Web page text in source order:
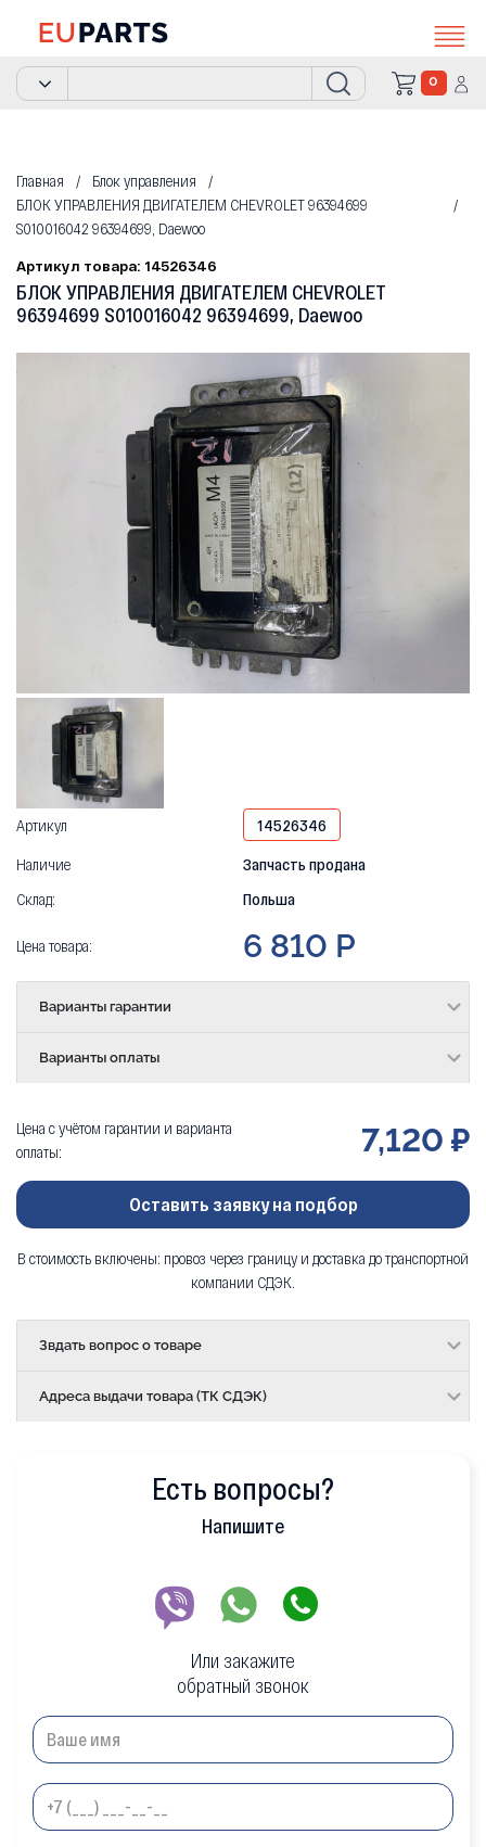
0
Главная
Блок управления
БЛОК УПРАВЛЕНИЯ ДВИГАТЕЛЕМ CHEVROLET 96394699
S010016042 96394699, Daewoo
Артикул товара: 14526346
БЛОК УПРАВЛЕНИЯ ДВИГАТЕЛЕМ CHEVROLET
96394699 S010016042 96394699, Daewoo
Артикул
14526346
Наличие
Запчасть продана
Склад:
Польша
Цена товара: 6 810 Р
Варианты гарантии
Варианты оплаты
Цена с учётом гарантии и варианта
оплаты:
7,120 ₽
Оставить заявку на подбор
В стоимость включены: провоз через границу и доставка до транспортной
компании СДЭК.
Звдать вопрос о товаре
Адреса выдачи товара (ТК СДЭК)
Есть вопросы?
Напишите
Или закажите
обратный звонок